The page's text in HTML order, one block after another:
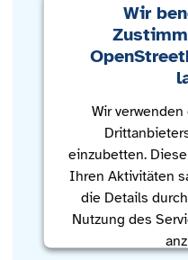
Wir
Wir
einzubetten.
Ihren Aktivitäten
die Details
Nutzung des